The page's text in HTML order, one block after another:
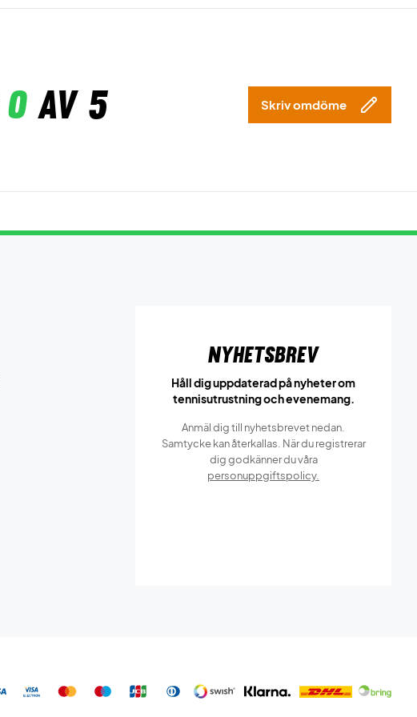
0av 5 Skriv omdöme
Nyhetsbrev
Håll dig uppdaterad på nyheter om
tennisutrustning och evenemang.
Anmäl dig till nyhetsbrevet nedan.
Samtycke kan återkallas. När du registrerar
dig godkänner du våra
personuppgiftspolicy.